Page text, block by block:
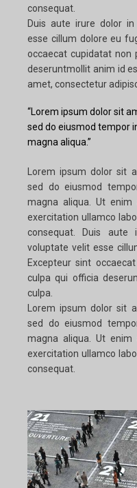
consequat.
Duis aute irure dolor
esse cillum dolore eu
occaecat cupidatat non
deseruntmollit anim id
amet, consectetur
“Lorem ipsum dolor sit
sed do eiusmod tempor
magna aliqua.”
Lorem ipsum dolor sit
sed do eiusmod
magna aliqua. Ut enim
exercitation ullamco
consequat. Duis aute
voluptate velit esse
Excepteur sint
culpa qui officia
culpa.
Lorem ipsum dolor sit
sed do eiusmod
magna aliqua. Ut enim
exercitation ullamco
consequat.